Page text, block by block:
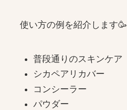
使い方の例を紹介します🥳
普段通りのスキンケア
シカペアリカバー
コンシーラー
パウダー